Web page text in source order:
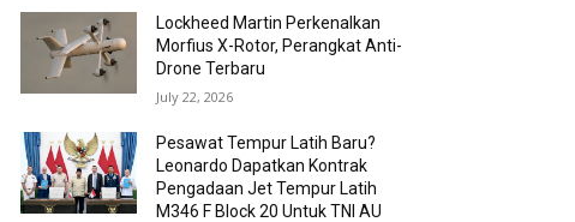
Lockheed Martin Perkenalkan
Morfius X-Rotor, Perangkat Anti-
Drone Terbaru
July 22, 2026
Pesawat Tempur Latih Baru?
Leonardo Dapatkan Kontrak
Pengadaan Jet Tempur Latih
M346 F Block 20 Untuk TNI AU